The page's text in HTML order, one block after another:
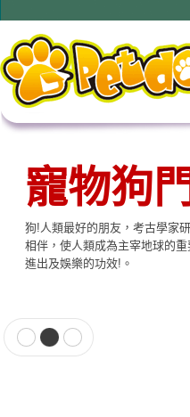
寵物狗門
狗!人類最好的朋友，考古學家
相伴，使人類成為主宰地球的
進出及娛樂的功效!。